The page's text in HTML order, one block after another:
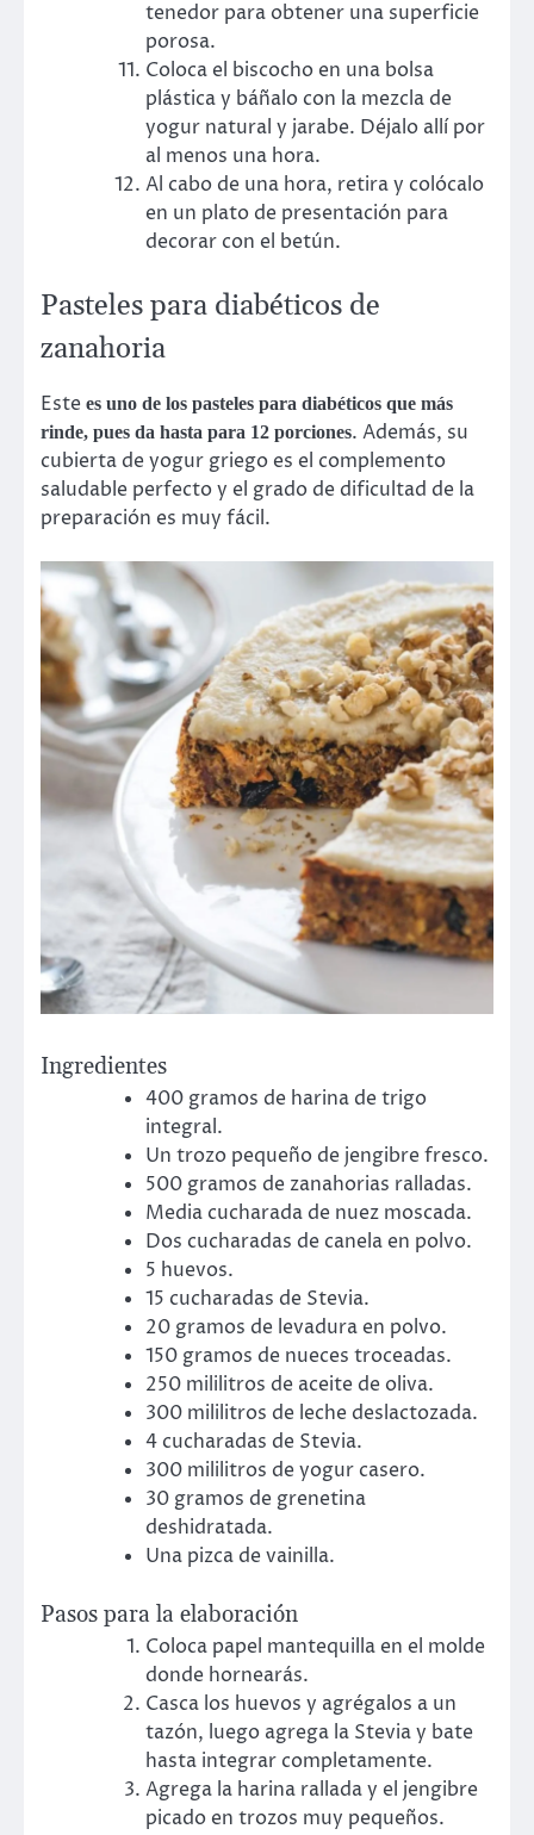
tenedor para obtener una superficie
porosa.
Coloca el biscocho en una bolsa
plástica y báñalo con la mezcla de
yogur natural y jarabe. Déjalo allí por
al menos una hora.
Al cabo de una hora, retira y colócalo
en un plato de presentación para
decorar con el betún.
Pasteles para diabéticos de
zanahoria
Este es uno de los pasteles para diabéticos que más
rinde, pues da hasta para 12 porciones. Además, su
cubierta de yogur griego es el complemento
saludable perfecto y el grado de dificultad de la
preparación es muy fácil.
Ingredientes
400 gramos de harina de trigo
integral.
Un trozo pequeño de jengibre fresco.
500 gramos de zanahorias ralladas.
Media cucharada de nuez moscada.
Dos cucharadas de canela en polvo.
5 huevos.
15 cucharadas de Stevia.
20 gramos de levadura en polvo.
150 gramos de nueces troceadas.
250 mililitros de aceite de oliva.
300 mililitros de leche deslactozada.
4 cucharadas de Stevia.
300 mililitros de yogur casero.
30 gramos de grenetina
deshidratada.
Una pizca de vainilla.
Pasos para la elaboración
Coloca papel mantequilla en el molde
donde hornearás.
Casca los huevos y agrégalos a un
tazón, luego agrega la Stevia y bate
hasta integrar completamente.
Agrega la harina rallada y el jengibre
picado en trozos muy pequeños.